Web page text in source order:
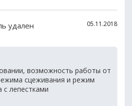
удален 05.11.2018
возможность работы от
сцеживания и режим
с лепестками